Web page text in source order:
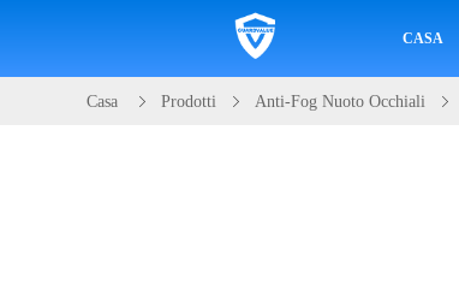
CASA
Casa Prodotti Anti-Fog Nuoto Occhiali